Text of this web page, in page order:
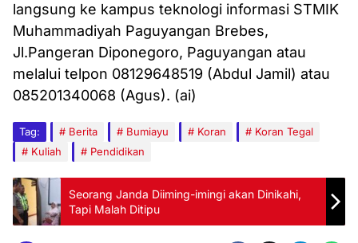
langsung ke kampus teknologi informasi STMIK
Muhammadiyah Paguyangan Brebes,
Jl.Pangeran Diponegoro, Paguyangan atau
melalui telpon 08129648519 (Abdul Jamil) atau
085201340068 (Agus). (ai)
Tag: Berita Bumiayu Koran
Koran Tegal
Kuliah
Pendidikan
Seorang Janda Diiming-imingi akan Dinikahi,
Tapi Malah Ditipu